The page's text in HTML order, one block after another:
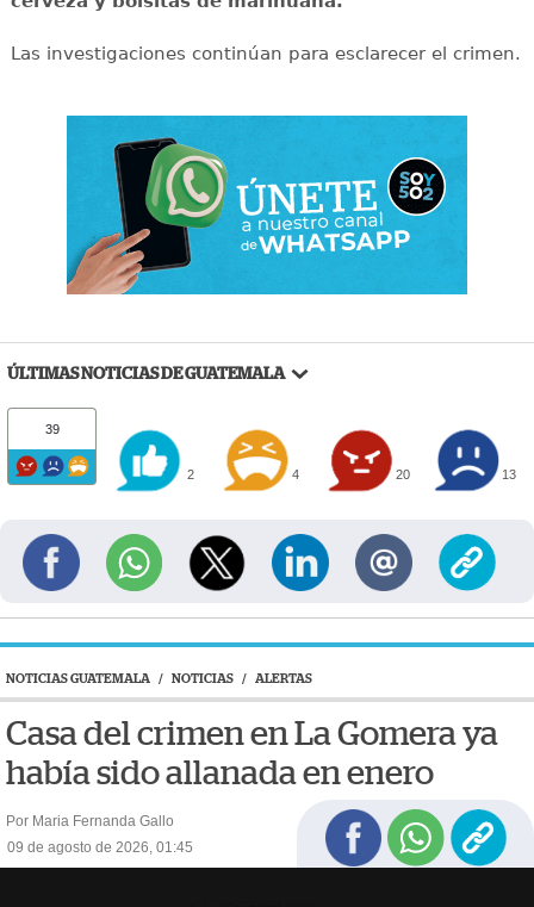
Las investigaciones continúan para esclarecer el crimen.
ÚLTIMAS NOTICIAS DE GUATEMALA
39
2 4 20 13
NOTICIAS GUATEMALA / NOTICIAS / ALERTAS
Casa del crimen en La Gomera ya
había sido allanada en enero
Por Maria Fernanda Gallo
09 de agosto de 2026, 01:45